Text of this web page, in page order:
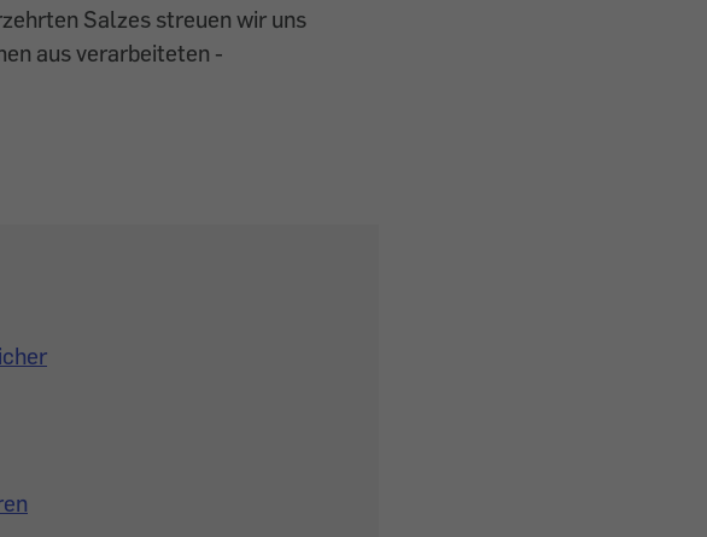
Salzes streuen wir uns
aus verarbeiteten